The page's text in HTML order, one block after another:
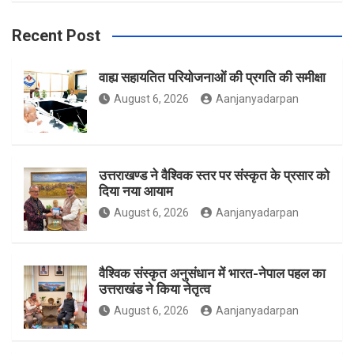
o
k
g
m
e
Recent Post
वाह्य सहायतित परियोजनाओं की प्रगति की समीक्षा
August 6, 2026 Aanjanyadarpan
उत्तराखण्ड ने वैश्विक स्तर पर संस्कृत के प्रसार को
दिया नया आयाम
August 6, 2026 Aanjanyadarpan
वैश्विक संस्कृत अनुसंधान में भारत-नेपाल पहल का
उत्तराखंड ने किया नेतृत्व
August 6, 2026 Aanjanyadarpan